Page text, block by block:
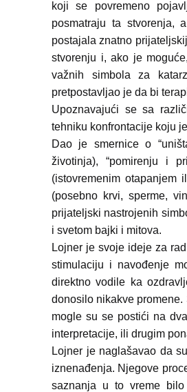
koji se povremeno
posmatraju ta stvorenja,
postajala znatno
stvorenju i, ako je
važnih simbola za
pretpostavljao je da bi
Upoznavajući se sa
tehniku konfrontacije koju
Dao je smernice o
životinja), “pomirenju i
(istovremenim otapanjem
(posebno krvi, sperme,
prijateljski nastrojenih
i svetom bajki i mitova.
Lojner je svoje ideje za
stimulaciju i navođenje
direktno vodile ka
donosilo nikakve
mogle su se postići na
interpretacije, ili drugim
Lojner je naglašavao da
iznenađenja. Njegove
saznanja u to vreme bilo